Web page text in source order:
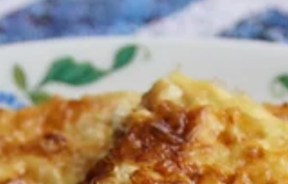
Tarte folle à l'italienne
Une tarte qui fera son effet, tout en fraîcheur...